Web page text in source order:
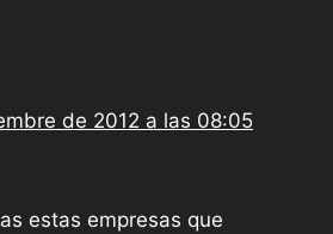
de 2012 a las 08:05
estas empresas que